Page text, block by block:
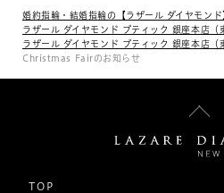
婚約指輪・結婚指輪の【ラザール ダイヤモン
ラザール ダイヤモンド ブティック 銀座本店（
ラザール ダイヤモンド ブティック 銀座本店（
Christmas Fairのお知らせ
TOP